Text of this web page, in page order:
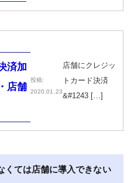
済加
店舗
投稿:
2020.01.23
店舗にクレジッ
トカード決済
&#1243 […]
ては店舗に導入できない